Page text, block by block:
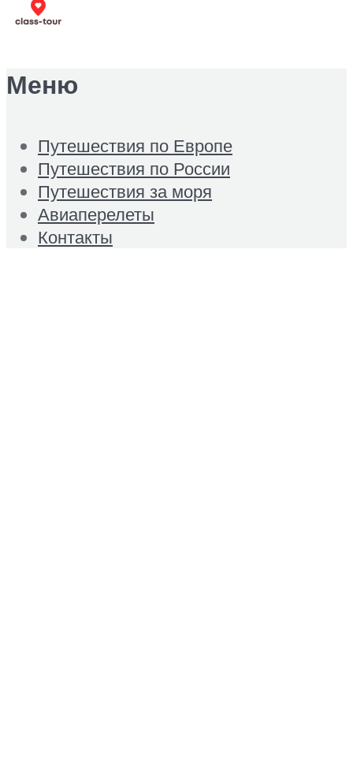
Меню
Путешествия по Европе
Путешествия по России
Путешествия за моря
Авиаперелеты
Контакты